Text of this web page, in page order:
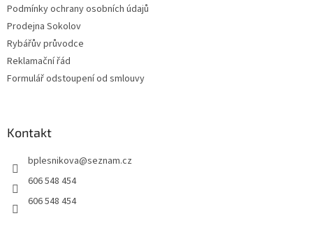
Podmínky ochrany osobních údajů
Prodejna Sokolov
Rybářův průvodce
Reklamační řád
Formulář odstoupení od smlouvy
Kontakt
bplesnikova@seznam.cz
606 548 454
606 548 454